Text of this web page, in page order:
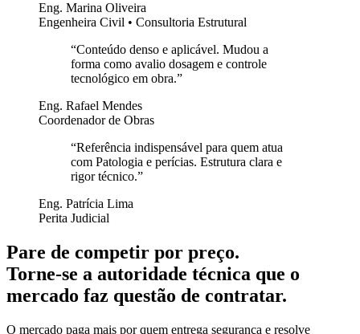
Eng. Marina Oliveira
Engenheira Civil • Consultoria Estrutural
“Conteúdo denso e aplicável. Mudou a
forma como avalio dosagem e controle
tecnológico em obra.”
Eng. Rafael Mendes
Coordenador de Obras
“Referência indispensável para quem atua
com Patologia e perícias. Estrutura clara e
rigor técnico.”
Eng. Patrícia Lima
Perita Judicial
Pare de competir por preço.
Torne-se a autoridade técnica que o
mercado faz questão de contratar.
O mercado paga mais por quem entrega segurança e resolve